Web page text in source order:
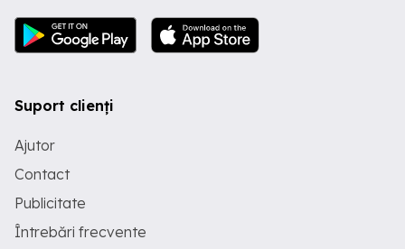
Suport clienți
Ajutor
Contact
Publicitate
Întrebări frecvente